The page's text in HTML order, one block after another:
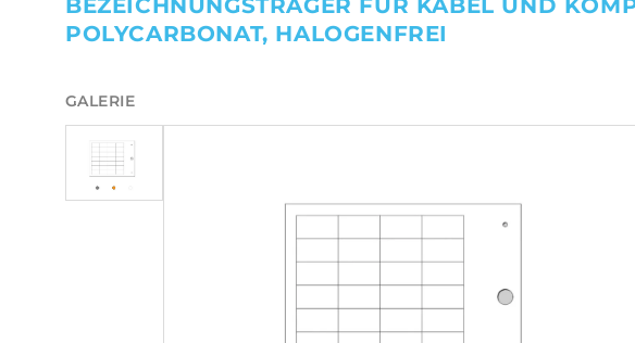
BEZEICHNUNGSTRÄGER FÜR KABEL UND
POLYCARBONAT, HALOGENFREI
GALERIE